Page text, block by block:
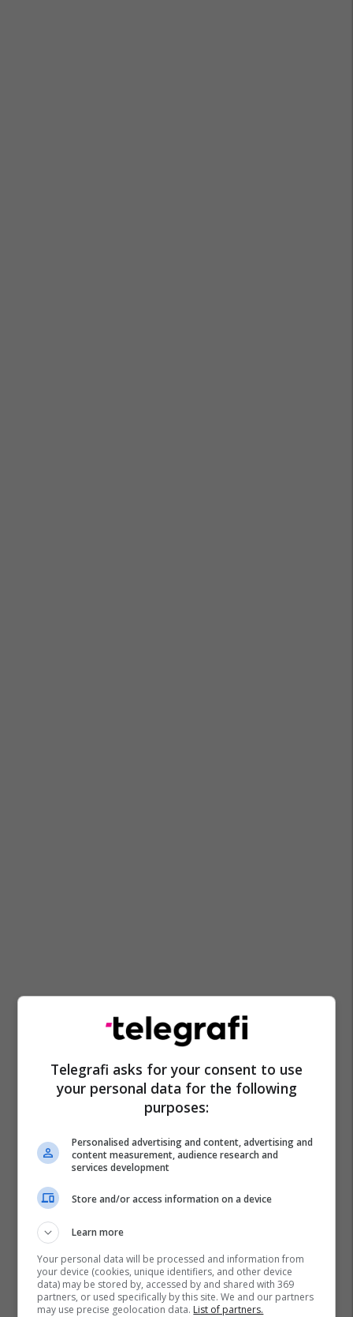
Telegrafi asks for your consent to use
your personal data for the following
purposes:
Personalised advertising and content, advertising and
content measurement, audience research and
services development
Store and/or access information on a device
Learn more
Your personal data will be processed and information from
your device (cookies, unique identifiers, and other device
data) may be stored by, accessed by and shared with 369
partners, or used specifically by this site. We and our partners
may use precise geolocation data. List of partners.